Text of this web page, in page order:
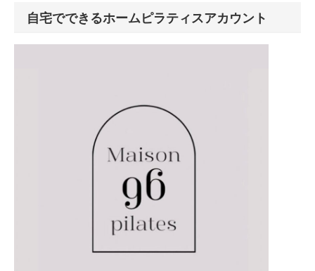
自宅でできるホームピラティスアカウント